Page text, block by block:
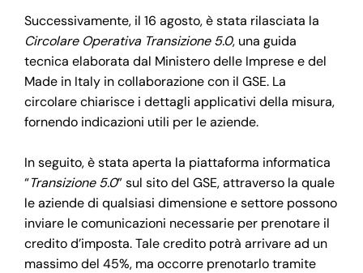
Successivamente, il 16 agosto, è stata rilasciata la
Circolare Operativa Transizione 5.0, una guida
tecnica elaborata dal Ministero delle Imprese e del
Made in Italy in collaborazione con il GSE. La
circolare chiarisce i dettagli applicativi della misura,
fornendo indicazioni utili per le aziende.
In seguito, è stata aperta la piattaforma informatica
“Transizione 5.0” sul sito del GSE, attraverso la quale
le aziende di qualsiasi dimensione e settore possono
inviare le comunicazioni necessarie per prenotare il
credito d’imposta. Tale credito potrà arrivare ad un
massimo del 45%, ma occorre prenotarlo tramite